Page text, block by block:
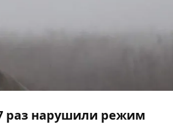
раз нарушили режим